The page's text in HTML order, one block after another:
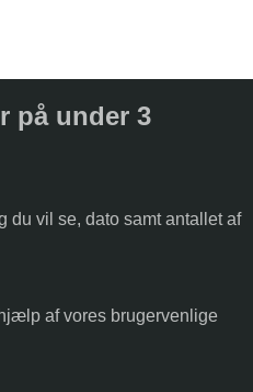
på under 3
vil se, dato samt antallet af
af vores brugervenlige